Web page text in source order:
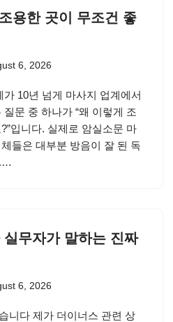
용한 곳이 무조건 좋
6, 2026
10년 넘게 마사지 업계에서
문 중 하나가 “왜 이렇게 조
입니다. 실제로 암실소문 마
들은 대부분 방음이 잘 된 독
무자가 말하는 진짜
6, 2026
니다 제가 더이너스 관련 상